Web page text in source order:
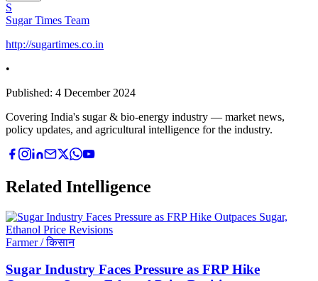
S
Sugar Times Team
http://sugartimes.co.in
•
Published: 4 December 2024
Covering India's sugar & bio-energy industry — market news,
policy updates, and agricultural intelligence for the industry.
Related Intelligence
Farmer / किसान
Sugar Industry Faces Pressure as FRP Hike